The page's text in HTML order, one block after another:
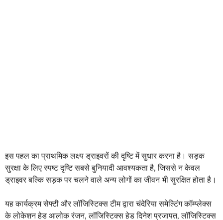
इस पहल का प्राथमिक लक्ष्य ड्राइवरों की दृष्टि में सुधार करना है। सड़क
सुरक्षा के लिए स्पष्ट दृष्टि सबसे बुनियादी आवश्यकता है, जिससे न केवल
ड्राइवर बल्कि सड़क पर चलने वाले अन्य लोगों का जीवन भी सुरक्षित होता है।
यह कार्यक्रम सेफ्टी और लॉजिस्टिक्स टीम द्वारा चंदेरिया समेल्टिंग कॉम्प्लेक्स
के लोकेशन हेड आलोक रंजन, लॉजिस्टिक्स हेड दिनेश प्रजापत, लॉजिस्टिक्स